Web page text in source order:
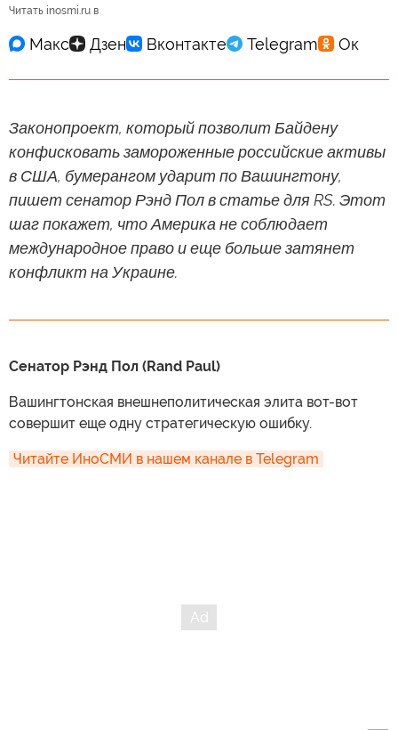
Читать inosmi.ru в
Законопроект, который позволит Байдену
конфисковать замороженные российские активы
в США, бумерангом ударит по Вашингтону,
пишет сенатор Рэнд Пол в статье для RS. Этот
шаг покажет, что Америка не соблюдает
международное право и еще больше затянет
конфликт на Украине.
Сенатор Рэнд Пол (Rand Paul)
Вашингтонская внешнеполитическая элита вот-вот
совершит еще одну стратегическую ошибку.
Читайте ИноСМИ в нашем канале в Telegram